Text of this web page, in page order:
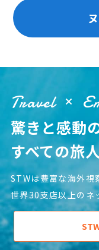
Travel
驚きと感動
すべての旅
STWは豊富な海外視
世界30支店以上のネ